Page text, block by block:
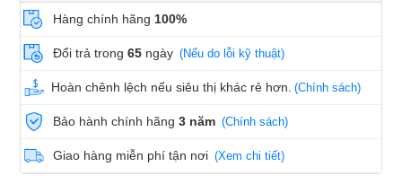
Hàng chính hãng 100%
Đổi trả trong 65 ngày (Nếu do lỗi kỹ thuật)
Hoàn chênh lệch nếu siêu thị khác rẻ hơn. (Chính sách)
Bảo hành chính hãng 3 năm (Chính sách)
Giao hàng miễn phí tận nơi (Xem chi tiết)